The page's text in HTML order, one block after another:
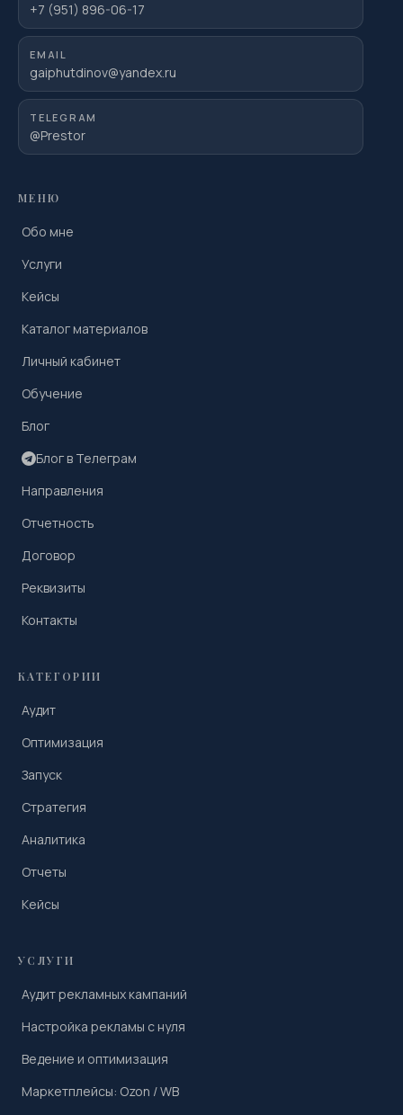
+7 (951) 896-06-17
EMAIL
gaiphutdinov@yandex.ru
TELEGRAM
@Prestor
МЕНЮ
Обо мне
Услуги
Кейсы
Каталог материалов
Личный кабинет
Обучение
Блог
Блог в Телеграм
Направления
Отчетность
Договор
Реквизиты
Контакты
КАТЕГОРИИ
Аудит
Оптимизация
Запуск
Стратегия
Аналитика
Отчеты
Кейсы
УСЛУГИ
Аудит рекламных кампаний
Настройка рекламы с нуля
Ведение и оптимизация
Маркетплейсы: Ozon / WB